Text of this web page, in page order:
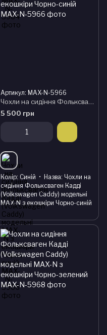
Артикул: MAX-N-5966
Чохли на сидіння Фольксваген Кадді (Volkswagen Caddy) модельні MAX-N з екошкіри Чорно-синій
5 500 грн
Колір Синій Назва Чохли на
сидіння Фольксваген Кадді
(Volkswagen Caddy) модельні
MAX-N з екошкіри Чорно-синій